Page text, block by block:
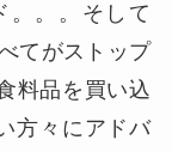
。。。そして
てがストップ
料品を買い込
方々にアドバ